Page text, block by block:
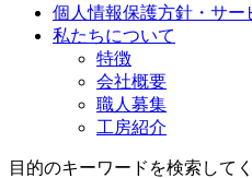
個人情報保護方針・サー
私たちについて
特徴
会社概要
職人募集
工房紹介
目的のキーワードを検索してく